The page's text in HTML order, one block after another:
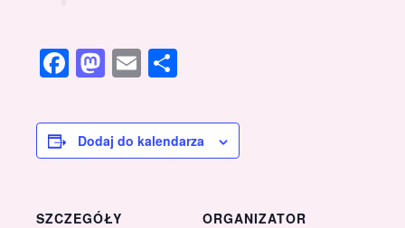
Facebook
Mastodon
Email
Dodaj do kalendarza
SZCZEGÓŁY
ORGANIZATOR